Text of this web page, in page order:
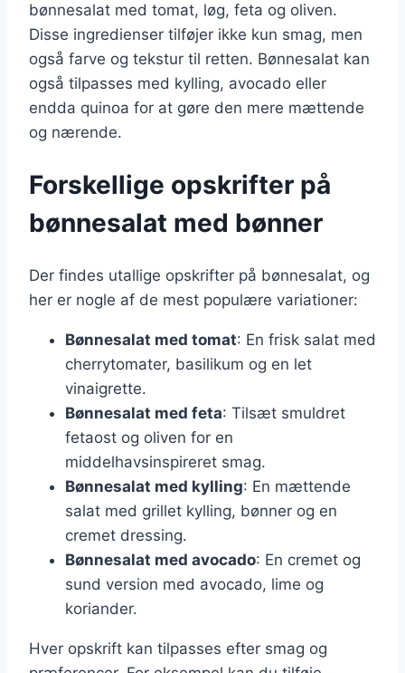
bønnesalat med tomat, løg, feta og oliven.
Disse ingredienser tilføjer ikke kun smag, men
også farve og tekstur til retten. Bønnesalat kan
også tilpasses med kylling, avocado eller
endda quinoa for at gøre den mere mættende
og nærende.
Forskellige opskrifter på
bønnesalat med bønner
Der findes utallige opskrifter på bønnesalat, og
her er nogle af de mest populære variationer:
Bønnesalat med tomat: En frisk salat med
cherrytomater, basilikum og en let
vinaigrette.
Bønnesalat med feta: Tilsæt smuldret
fetaost og oliven for en
middelhavsinspireret smag.
Bønnesalat med kylling: En mættende
salat med grillet kylling, bønner og en
cremet dressing.
Bønnesalat med avocado: En cremet og
sund version med avocado, lime og
koriander.
Hver opskrift kan tilpasses efter smag og